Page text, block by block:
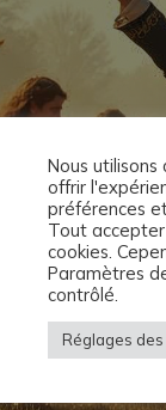
Nous
offrir
préférences
Tout
cookies.
Paramètres
contrôlé.
Réglages